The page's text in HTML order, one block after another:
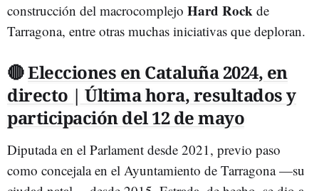
construcción del macrocomplejo Hard Rock de
Tarragona, entre otras muchas iniciativas que deploran.
🔴Elecciones en Cataluña 2024, en
directo | Última hora, resultados y
participación del 12 de mayo
Diputada en el Parlament desde 2021, previo paso
como concejala en el Ayuntamiento de Tarragona —su